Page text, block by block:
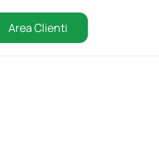
Area Clienti